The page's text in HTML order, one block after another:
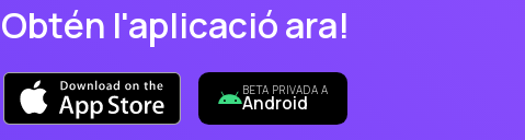
Obtén l'aplicació ara!
BETA PRIVADA A
Android